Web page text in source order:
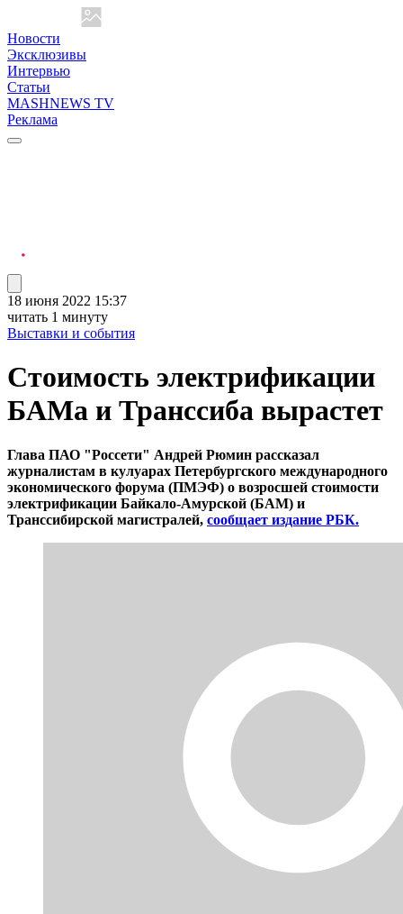
Новости
Эксклюзивы
Интервью
Статьи
MASHNEWS TV
Реклама
18 июня 2022 15:37
читать 1 минуту
Выставки и события
Стоимость электрификации
БАМа и Транссиба вырастет
Глава ПАО "Россети" Андрей Рюмин рассказал
журналистам в кулуарах Петербургского международного
экономического форума (ПМЭФ) о возросшей стоимости
электрификации Байкало-Амурской (БАМ) и
Транссибирской магистралей, сообщает издание РБК.